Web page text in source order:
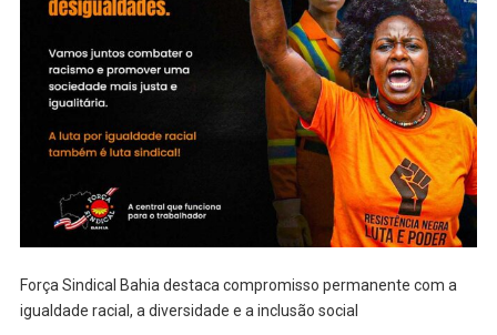
Força Sindical Bahia destaca compromisso permanente com a
igualdade racial, a diversidade e a inclusão social